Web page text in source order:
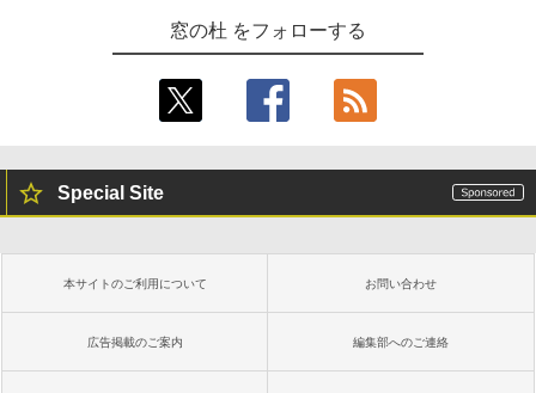
Robloxギフトカード - 1000 Robux 【限
定バーチャルアイテムを含む】 【オンラ
ラインコード版
￥1,600
Microsoft Office Home & Business 202
4(最新 永続版)|オンラインコード版|Wind
￥39,582
Robloxギフトカード - 2,000 Robux 【限
定バーチャルアイテムを含む】 【オンラ
出す プロンプトの言葉 AI画像生成シリー
ズ (はぴーイラストLabo)
￥480
非エンジニア 初心者 素人 でも安心 使い
方 マニュアル AI副業にもコンテンツ作成
にもKindle出版にも！ 非エンジニアのた
￥99
1冊ですべて身につくHTML & CSSとWe
bデザイン入門講座［第2版］
Amazon Kindle - 目に優しい、かさばら
ない、大きな画面で読みやすい、6週間持
書籍リーダー、マッチャ、16GB、広告な
Kindle Paperwhite シグニチャーエディ
るさ自動調整、色調調節ライト、12週間
持続バッテリー、広告なし、メタリック
窓の杜 をフォローする
Special Site
本サイトのご利用について お問い合わせ
広告掲載のご案内 編集部へのご連絡